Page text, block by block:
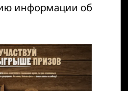
информации об